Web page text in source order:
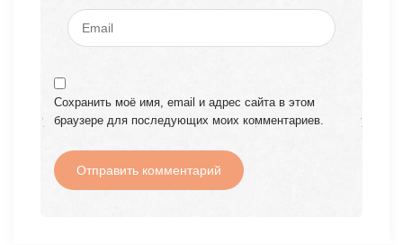
Сохранить моё имя, email и адрес сайта в этом
браузере для последующих моих комментариев.